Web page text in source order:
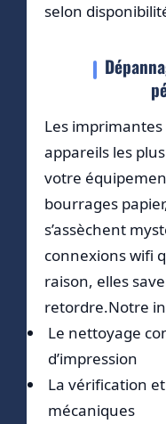
selon
Les
appareils les
votre
bourrages
s’assèchent
connexions wifi
raison, elles
retordre.Notre
Le nettoyage
d’impression
La vérification
mécaniques